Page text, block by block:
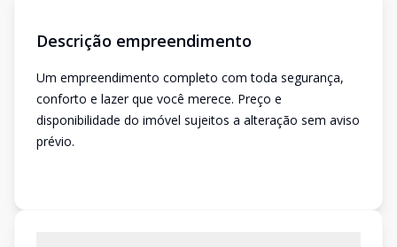
Descrição empreendimento
Um empreendimento completo com toda segurança,
conforto e lazer que você merece. Preço e
disponibilidade do imóvel sujeitos a alteração sem aviso
prévio.